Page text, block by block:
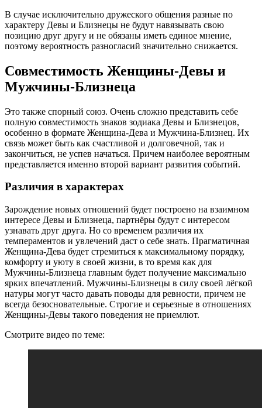
В случае исключительно дружеского общения разные по
характеру Девы и Близнецы не будут навязывать свою
позицию друг другу и не обязаны иметь единое мнение,
поэтому вероятность разногласий значительно снижается.
Совместимость Женщины-Девы и
Мужчины-Близнеца
Это также спорный союз. Очень сложно представить себе
полную совместимость знаков зодиака Девы и Близнецов,
особенно в формате Женщина-Дева и Мужчина-Близнец. Их
связь может быть как счастливой и долговечной, так и
закончиться, не успев начаться. Причем наиболее вероятным
представляется именно второй вариант развития событий.
Различия в характерах
Зарождение новых отношений будет построено на взаимном
интересе Девы и Близнеца, партнёры будут с интересом
узнавать друг друга. Но со временем различия их
темпераментов и увлечений даст о себе знать. Прагматичная
Женщина-Дева будет стремиться к максимальному порядку,
комфорту и уюту в своей жизни, в то время как для
Мужчины-Близнеца главным будет получение максимально
ярких впечатлений. Мужчины-Близнецы в силу своей лёгкой
натуры могут часто давать поводы для ревности, причем не
всегда безосновательные. Строгие и серьезные в отношениях
Женщины-Девы такого поведения не приемлют.
Смотрите видео по теме: